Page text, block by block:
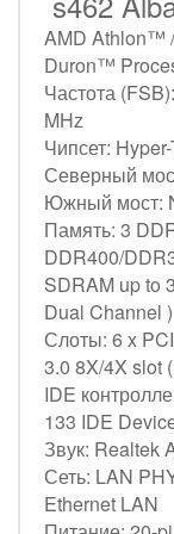
AMD Athlon™
Duron™
Частота
MHz
Чипсет:
Северный
Южный мост:
Память: 3
DDR400/
SDRAM up to
Dual Channel )
Слоты: 6 x
3.0 8X/4X slot
IDE
133 IDE
Звук: Realtek
Сеть: LAN
Ethernet LAN